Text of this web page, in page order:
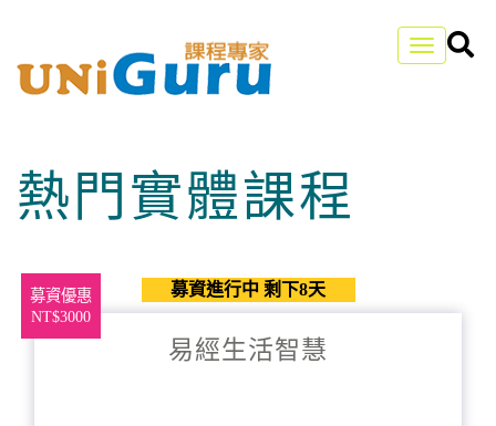
Toggle
熱門實體課程
募資優惠
NT$3000
募資進行中 剩下8天
易經生活智慧